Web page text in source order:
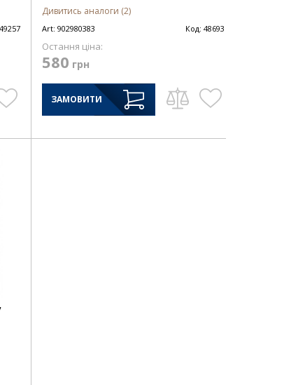
49257
Дивитись аналоги (2)
Art: 902980383 Код: 48693
Остання ціна:
580 грн
ЗАМОВИТИ